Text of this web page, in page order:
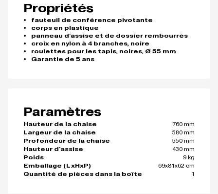
Propriétés
fauteuil de conférence pivotante
corps en plastique
panneau d'assise et de dossier rembourrés
croix en nylon à 4 branches, noire
roulettes pour les tapis, noires, Ø 55 mm
Garantie de 5 ans
Paramètres
Hauteur de la chaise
760 mm
Largeur de la chaise
580 mm
Profondeur de la chaise
550 mm
Hauteur d'assise
430 mm
Poids
9 kg
Emballage (LxHxP)
69x81x62 cm
Quantité de pièces dans la boîte
1